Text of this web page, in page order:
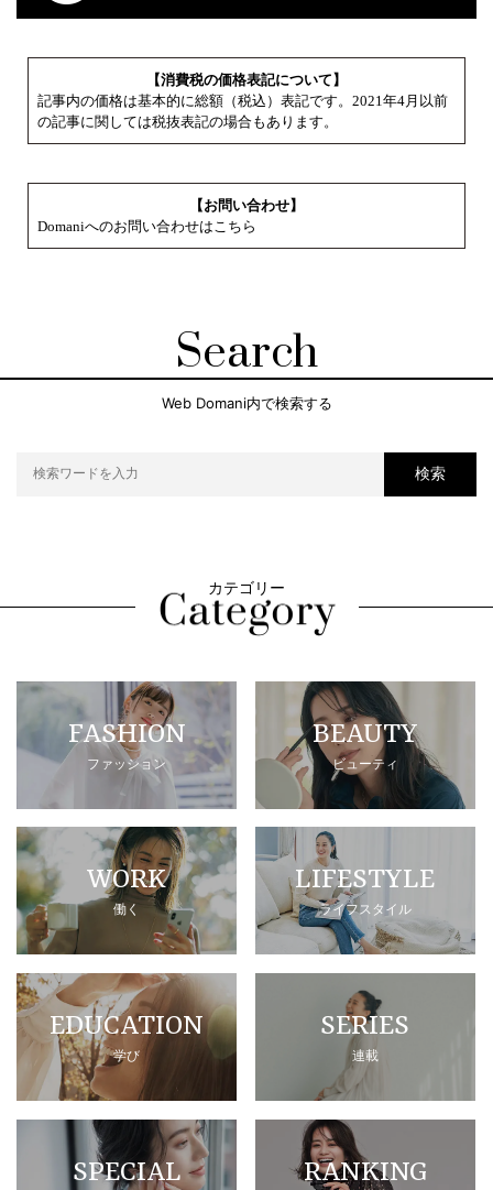
【消費税の価格表記について】
記事内の価格は基本的に総額（税込）表記です。2021年4月以前
の記事に関しては税抜表記の場合もあります。
【お問い合わせ】
Domaniへのお問い合わせはこちら
Search
Web Domani内で検索する
検索
カテゴリー
FASHION
ファッション
BEAUTY
ビューティ
WORK
働く
LIFESTYLE
ライフスタイル
EDUCATION
学び
SERIES
連載
SPECIAL RANKING